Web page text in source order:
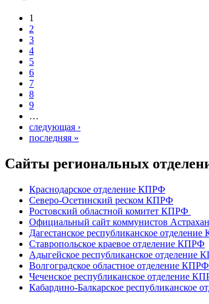
1
2
3
4
5
6
7
8
9
…
следующая ›
последняя »
Сайты региональных
Краснодарское отделение КПРФ
Северо-Осетинский реском КПРФ
Ростовский областной комитет КПРФ
Официальный сайт коммунистов
Дагестанское республиканское
Ставропольское краевое отделение КПРФ
Адыгейское республиканское отделение
Волгоградское областное отделение КПРФ
Чеченское республиканское отделение
Кабардино-Балкарское республиканское